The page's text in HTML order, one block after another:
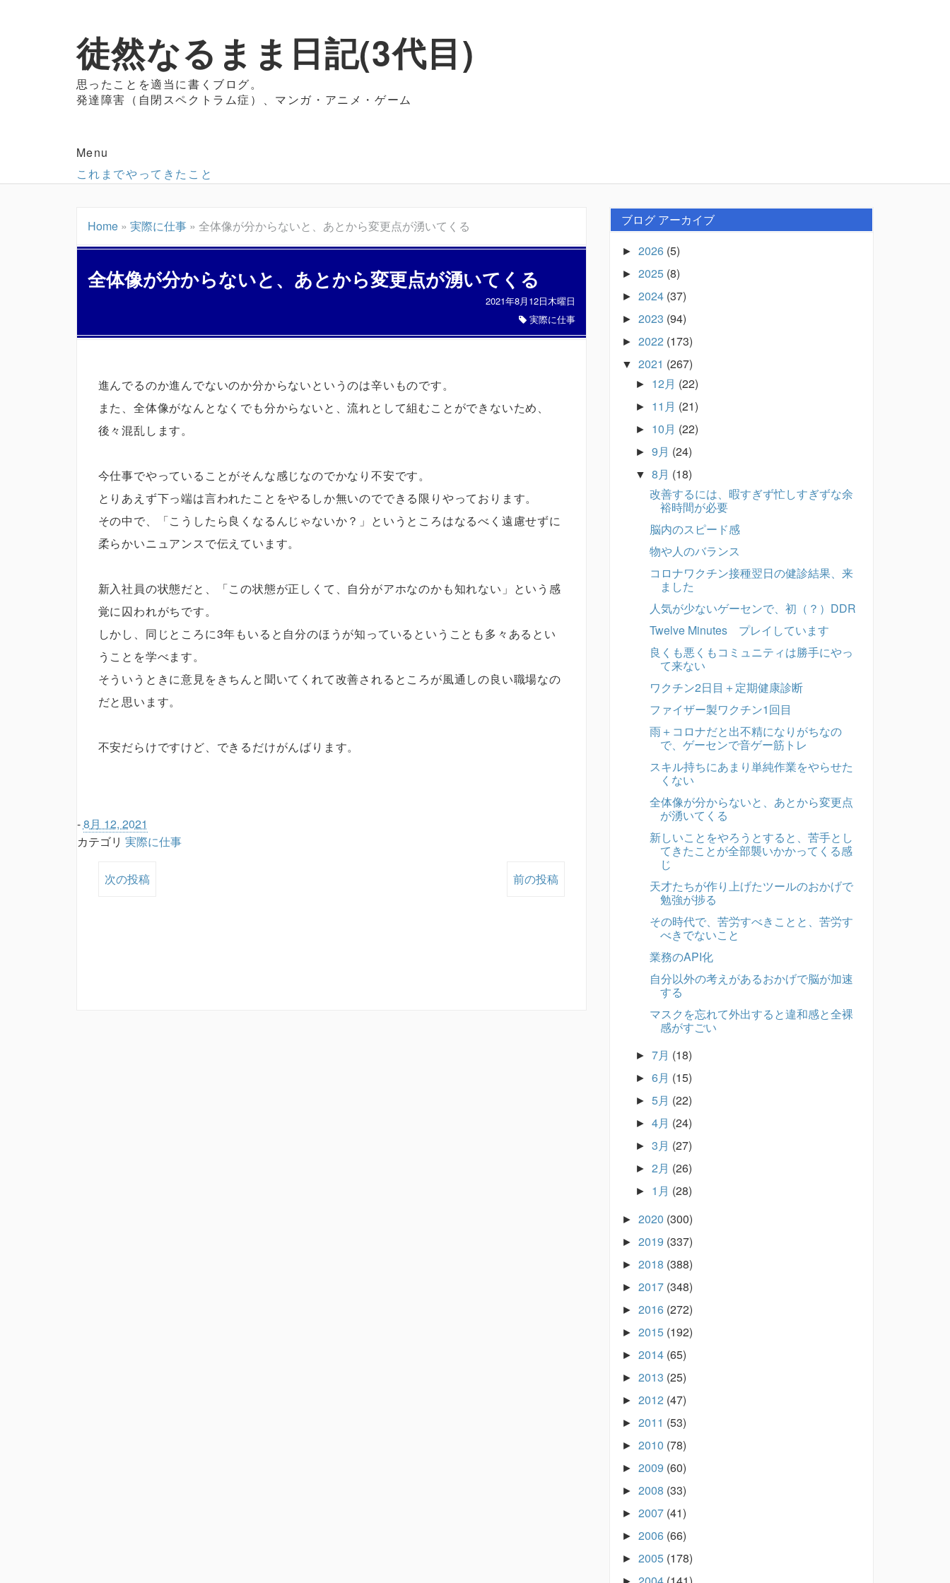
徒然なるまま日記(3代目)
思ったことを適当に書くブログ。
発達障害（自閉スペクトラム症）、マンガ・アニメ・ゲーム
Menu
これまでやってきたこと
Home» 実際に仕事» 全体像が分からないと、あとから変更点が湧いてくる
全体像が分からないと、あとから変更点が湧いてくる
2021年8月12日木曜日
実際に仕事
進んでるのか進んでないのか分からないというのは辛いものです。
また、全体像がなんとなくでも分からないと、流れとして組むことができないため、
後々混乱します。
今仕事でやっていることがそんな感じなのでかなり不安です。
とりあえず下っ端は言われたことをやるしか無いのでできる限りやっております。
その中で、「こうしたら良くなるんじゃないか？」というところはなるべく遠慮せずに
柔らかいニュアンスで伝えています。
新入社員の状態だと、「この状態が正しくて、自分がアホなのかも知れない」という感
覚に囚われがちです。
しかし、同じところに3年もいると自分のほうが知っているということも多々あるとい
うことを学べます。
そういうときに意見をきちんと聞いてくれて改善されるところが風通しの良い職場なの
だと思います。
不安だらけですけど、できるだけがんばります。
-8月 12, 2021
カテゴリ 実際に仕事
次の投稿 前の投稿
ブログ アーカイブ
► 2026 (5)
► 2025 (8)
► 2024 (37)
► 2023 (94)
► 2022 (173)
▼ 2021 (267)
► 12月 (22)
► 11月 (21)
► 10月 (22)
► 9月 (24)
▼ 8月 (18)
改善するには、暇すぎず忙しすぎずな余
裕時間が必要
脳内のスピード感
物や人のバランス
コロナワクチン接種翌日の健診結果、来
ました
人気が少ないゲーセンで、初（？）DDR
Twelve Minutes プレイしています
良くも悪くもコミュニティは勝手にやっ
て来ない
ワクチン2日目＋定期健康診断
ファイザー製ワクチン1回目
雨＋コロナだと出不精になりがちなの
で、ゲーセンで音ゲー筋トレ
スキル持ちにあまり単純作業をやらせた
くない
全体像が分からないと、あとから変更点
が湧いてくる
新しいことをやろうとすると、苦手とし
てきたことが全部襲いかかってくる感
じ
天才たちが作り上げたツールのおかげで
勉強が捗る
その時代で、苦労すべきことと、苦労す
べきでないこと
業務のAPI化
自分以外の考えがあるおかげで脳が加速
する
マスクを忘れて外出すると違和感と全裸
感がすごい
► 7月 (18)
► 6月 (15)
► 5月 (22)
► 4月 (24)
► 3月 (27)
► 2月 (26)
► 1月 (28)
► 2020 (300)
► 2019 (337)
► 2018 (388)
► 2017 (348)
► 2016 (272)
► 2015 (192)
► 2014 (65)
► 2013 (25)
► 2012 (47)
► 2011 (53)
► 2010 (78)
► 2009 (60)
► 2008 (33)
► 2007 (41)
► 2006 (66)
► 2005 (178)